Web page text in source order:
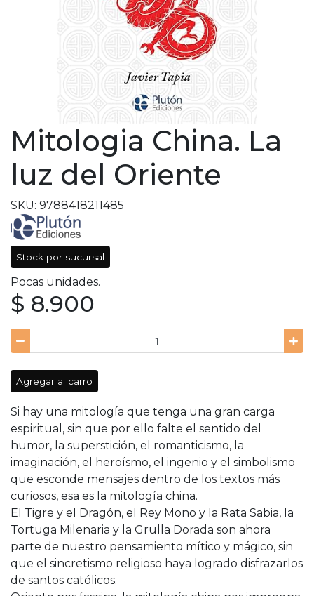
Mitologia China. La
luz del Oriente
SKU: 9788418211485
Stock por sucursal
Pocas unidades.
$ 8.900
Agregar al carro
Si hay una mitología que tenga una gran carga
espiritual, sin que por ello falte el sentido del
humor, la superstición, el romanticismo, la
imaginación, el heroísmo, el ingenio y el simbolismo
que esconde mensajes dentro de los textos más
curiosos, esa es la mitología china.
El Tigre y el Dragón, el Rey Mono y la Rata Sabia, la
Tortuga Milenaria y la Grulla Dorada son ahora
parte de nuestro pensamiento mítico y mágico, sin
que el sincretismo religioso haya logrado disfrazarlos
de santos católicos.